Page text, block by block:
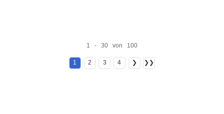
1 - 30 von 100
1 2 3 4 ❯ ❯❯